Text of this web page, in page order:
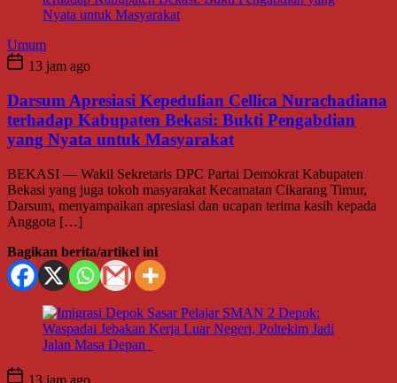
Umum
13 jam ago
Darsum Apresiasi Kepedulian Cellica Nurachadiana
terhadap Kabupaten Bekasi: Bukti Pengabdian
yang Nyata untuk Masyarakat
BEKASI — Wakil Sekretaris DPC Partai Demokrat Kabupaten
Bekasi yang juga tokoh masyarakat Kecamatan Cikarang Timur,
Darsum, menyampaikan apresiasi dan ucapan terima kasih kepada
Anggota […]
Bagikan berita/artikel ini
13 jam ago